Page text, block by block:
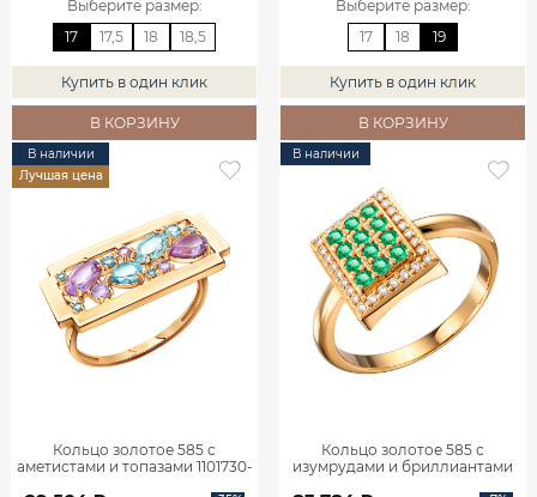
Выберите размер:
17
17,5 18 18,5
Купить в один клик
В КОРЗИНУ
Выберите размер:
17
18 19
Купить в один клик
В КОРЗИНУ
В наличии
Лучшая цена
Кольцо золотое 585 с
аметистами и топазами 1101730-
В наличии
Кольцо золотое 585 с
изумрудами и бриллиантами